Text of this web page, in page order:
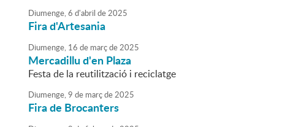
Diumenge,6 d'abril de2025
Fira d'Artesania
Diumenge, 16 de marçde2025
Mercadillu d'en Plaza
Festa de la reutilització i reciclatge
Diumenge,9 de marçde2025
Fira de Brocanters